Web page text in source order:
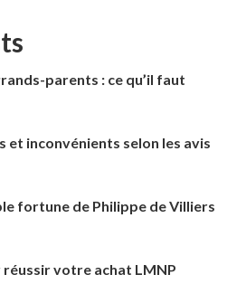
parents : ce qu’il faut
et inconvénients selon les avis
fortune de Philippe de Villiers
votre achat LMNP